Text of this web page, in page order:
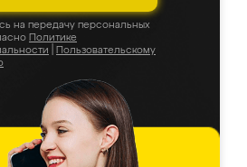
на передачу персональных
Политике
Пользовательскому